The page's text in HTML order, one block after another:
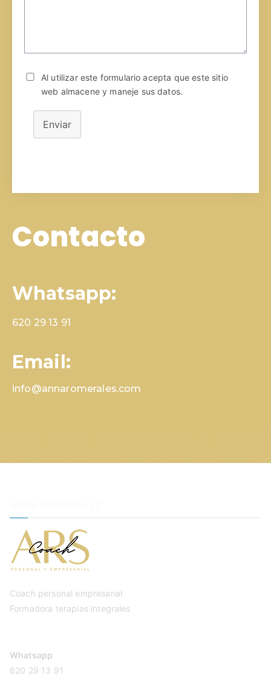
Al utilizar este formulario acepta que este sitio
web almacene y maneje sus datos.
Enviar
Contacto
Whatsapp:
620 29 13 91
Email:
info@annaromerales.com
Coach personal empresarial
Formadora terapias integrales
Whatsapp
620 29 13 91